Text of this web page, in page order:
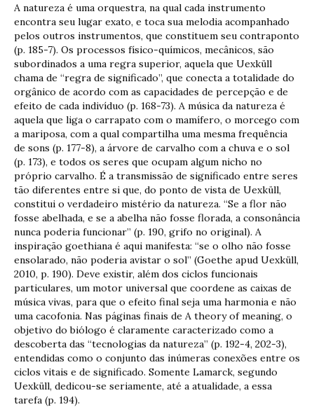
A natureza é uma orquestra, na qual cada instrumento
encontra seu lugar exato, e toca sua melodia acompanhado
pelos outros instrumentos, que constituem seu contraponto
(p. 185-7). Os processos físico-químicos, mecânicos, são
subordinados a uma regra superior, aquela que Uexküll
chama de “regra de significado”, que conecta a totalidade do
orgânico de acordo com as capacidades de percepção e de
efeito de cada indivíduo (p. 168-73). A música da natureza é
aquela que liga o carrapato com o mamífero, o morcego com
a mariposa, com a qual compartilha uma mesma frequência
de sons (p. 177-8), a árvore de carvalho com a chuva e o sol
(p. 173), e todos os seres que ocupam algum nicho no
próprio carvalho. É a transmissão de significado entre seres
tão diferentes entre si que, do ponto de vista de Uexküll,
constitui o verdadeiro mistério da natureza. “Se a flor não
fosse abelhada, e se a abelha não fosse florada, a consonância
nunca poderia funcionar” (p. 190, grifo no original). A
inspiração goethiana é aqui manifesta: “se o olho não fosse
ensolarado, não poderia avistar o sol” (Goethe apud Uexküll,
2010, p. 190). Deve existir, além dos ciclos funcionais
particulares, um motor universal que coordene as caixas de
música vivas, para que o efeito final seja uma harmonia e não
uma cacofonia. Nas páginas finais de A theory of meaning, o
objetivo do biólogo é claramente caracterizado como a
descoberta das “tecnologias da natureza” (p. 192-4, 202-3),
entendidas como o conjunto das inúmeras conexões entre os
ciclos vitais e de significado. Somente Lamarck, segundo
Uexküll, dedicou-se seriamente, até a atualidade, a essa
tarefa (p. 194).